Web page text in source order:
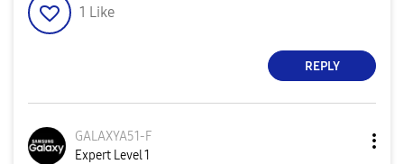
1 Like
REPLY
GALAXYA51-F
Expert Level 1